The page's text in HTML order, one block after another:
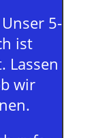
5-
ist
Lassen
wir